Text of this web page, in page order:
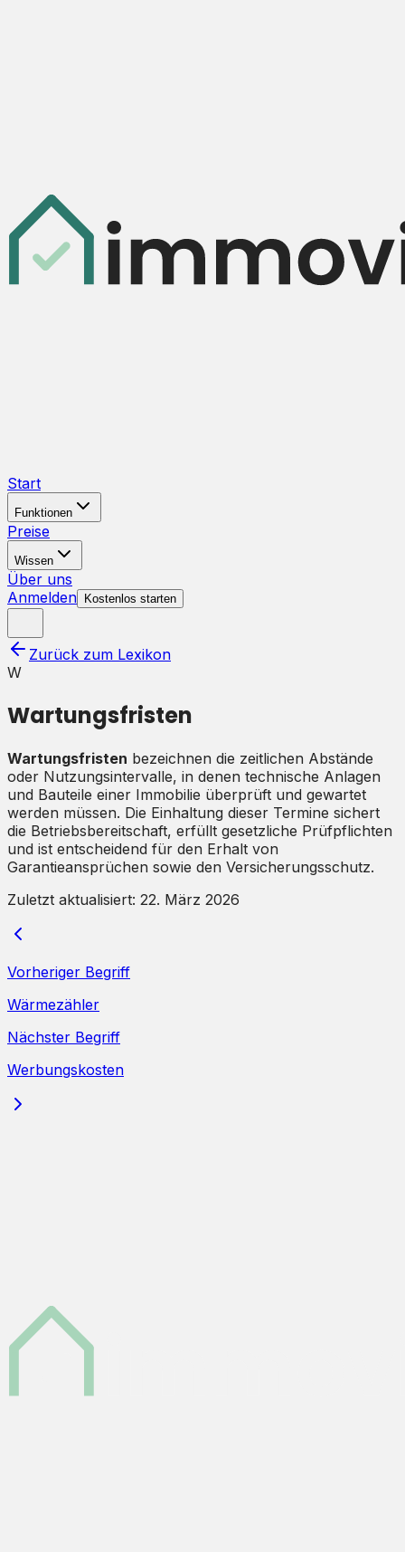
Start
Funktionen
Preise
Wissen
Über uns
Anmelden
Kostenlos starten
Zurück zum Lexikon
W
Wartungsfristen
Wartungsfristen bezeichnen die zeitlichen Abstände
oder Nutzungsintervalle, in denen technische Anlagen
und Bauteile einer Immobilie überprüft und gewartet
werden müssen. Die Einhaltung dieser Termine sichert
die Betriebsbereitschaft, erfüllt gesetzliche Prüfpflichten
und ist entscheidend für den Erhalt von
Garantieansprüchen sowie den Versicherungsschutz.
Zuletzt aktualisiert: 22. März 2026
Vorheriger Begriff
Wärmezähler
Nächster Begriff
Werbungskosten